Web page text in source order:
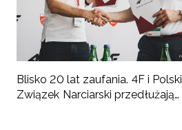
Blisko 20 lat zaufania. 4F i Polski
Związek Narciarski przedłużają